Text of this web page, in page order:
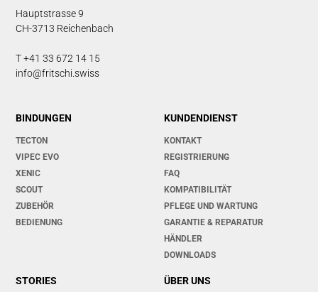
Hauptstrasse 9
CH-3713 Reichenbach
T +41 33 672 14 15
info@fritschi.swiss
BINDUNGEN
TECTON
VIPEC EVO
XENIC
SCOUT
ZUBEHÖR
BEDIENUNG
KUNDENDIENST
KONTAKT
REGISTRIERUNG
FAQ
KOMPATIBILITÄT
PFLEGE UND WARTUNG
GARANTIE & REPARATUR
HÄNDLER
DOWNLOADS
STORIES ÜBER UNS